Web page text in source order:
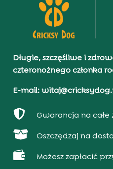
Długie, szczęśliwe i
czteronożnego członka
E-mail:
 Gwarancja na całe
 Oszczędzaj na
 Możesz zapłacić